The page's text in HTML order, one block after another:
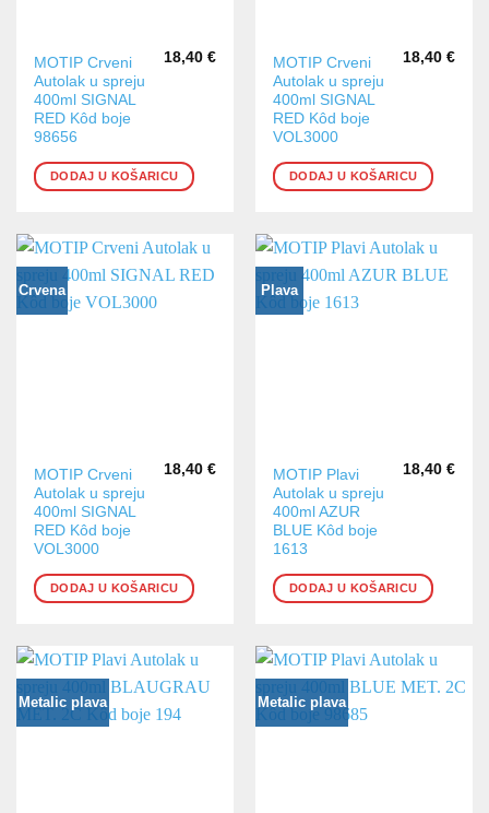
MOTIP Crveni
Autolak u spreju
400ml SIGNAL
RED Kôd boje
98656
18,40 €
DODAJ U KOŠARICU
MOTIP Crveni
Autolak u spreju
400ml SIGNAL
RED Kôd boje
VOL3000
18,40 €
DODAJ U KOŠARICU
Crvena
MOTIP Crveni
Autolak u spreju
400ml SIGNAL
RED Kôd boje
VOL3000
18,40 €
DODAJ U KOŠARICU
Plava
MOTIP Plavi
Autolak u spreju
400ml AZUR
BLUE Kôd boje
1613
18,40 €
DODAJ U KOŠARICU
Metalic plava Metalic plava